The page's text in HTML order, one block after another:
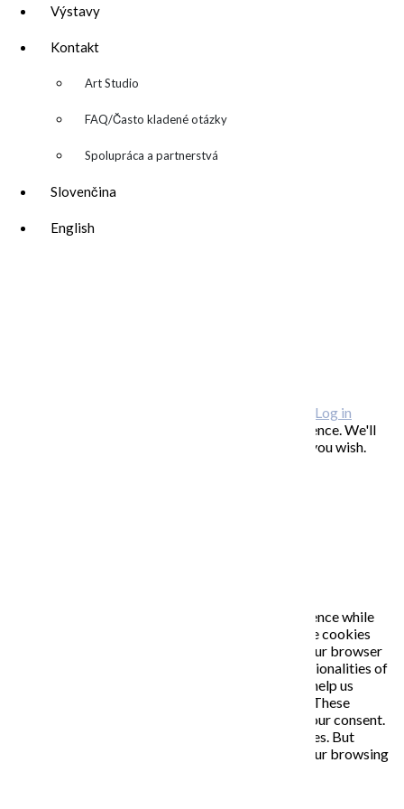
Výstavy
Kontakt
▼ Art Studio
FAQ/Často kladené otázky
Spolupráca a partnerstvá
Slovenčina
English
katarina@katarinakalmanova.sk
Log in
This website uses cookies to improve your experience. We'll
assume you're ok with this, but you can opt-out if you wish.
This website uses cookies to improve your experience while
you navigate through the website. Out of these, the cookies
that are categorized as necessary are stored on your browser
as they are essential for the working of basic functionalities of
the website. We also use third-party cookies that help us
analyze and understand how you use this website. These
cookies will be stored in your browser only with your consent.
You also have the option to opt-out of these cookies. But
opting out of some of these cookies may affect your browsing